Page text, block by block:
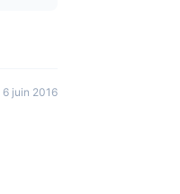
6 juin 2016